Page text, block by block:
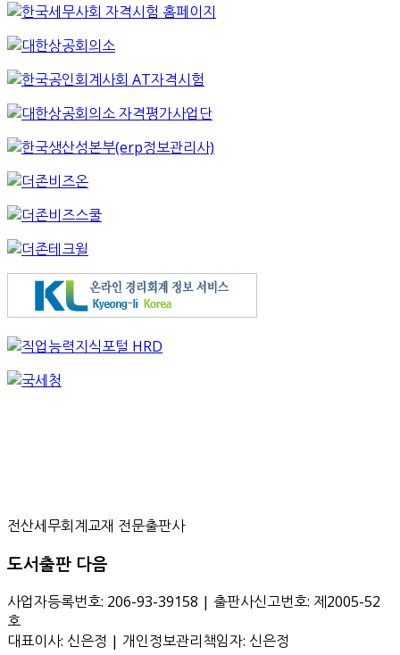
전산세무회계교재 전문출판사
도서출판 다음
사업자등록번호: 206-93-39158 | 출판사신고번호: 제2005-52
호
대표이사: 신은정 | 개인정보관리책임자: 신은정